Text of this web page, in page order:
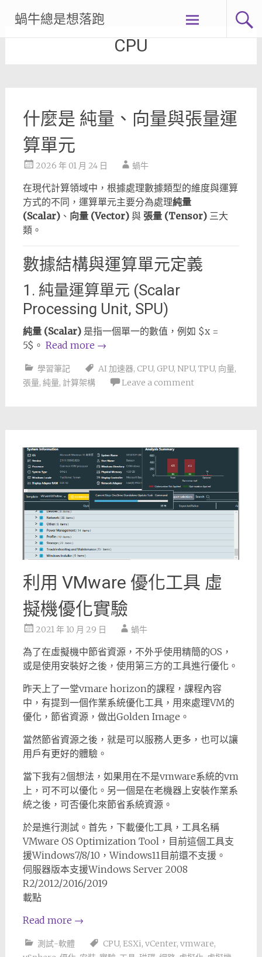
content
蝸牛總是想落跑
CPU
什麼是 純量、向量與張量運
算單元
2026 年 01 月 24 日 蝸牛
在現代計算領域中，根據處理數據類型的維度與運算
方式的不同，運算單元主要分為處理純量
(Scalar)、 向量 (Vector)與 張量 (Tensor)三大
類。
數據結構與運算單元定義
1. 純量運算單元 (Scalar
Processing Unit, SPU)
純量 (Scalar)是指一個單一的數值，例如 $x =
5$ 。 Read more →
學習筆記 AI 加速器, CPU, GPU, NPU, TPU, 向量,
張量, 純量, 計算架構 Leave a comment
利用 VMware 優化工具 虛
擬機優化實驗
2021 年 10 月 29 日 蝸牛
為了在虛擬機中節省資源，不外乎使用精簡的OS，
或是使用安裝好之後，使用第三方的工具進行優化。
昨天上了一堂vmare horizon的課程，課程內容
中，有提到一個作業系統優化工具，用來處理VM的
優化，節省資源，做出Golden Image。
當然節省資源之後，就是可以服務人更多，也可以讓
用戶有更好的體驗。
當下我有2個想法，如果用在不是vmware系統的vm
上，可不可以優化。另一個是在老機器上安裝作業系
統之後，可否優化來節省系統資源。
於是進行測試。首先，下載優化工具，工具名稱
VMware OS Optimization Tool，目前這個工具支
援Windows7/8/10，Windows11目前還不支援。
伺服器版本支援Windows Server 2008
R2/2012/2016/2019
載點
Read more →
測試-軟體 CPU, ESXi, vCenter, vmware,